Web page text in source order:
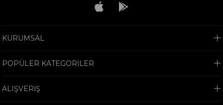
KURUMSAL
POPÜLER KATEGORİLER
ALIŞVERİŞ